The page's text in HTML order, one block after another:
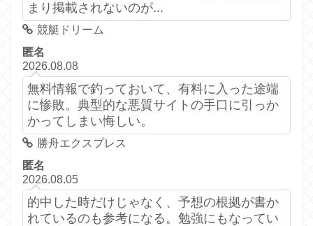
まり掲載されないのが...
競艇ドリーム
匿名
2026.08.08
無料情報で釣っておいて、有料に入った途端
に惨敗。典型的な悪質サイトの手口に引っか
かってしまい悔しい。
勝舟エクスプレス
匿名
2026.08.05
的中した時だけじゃなく、予想の根拠が書か
れているのも参考になる。勉強にもなってい